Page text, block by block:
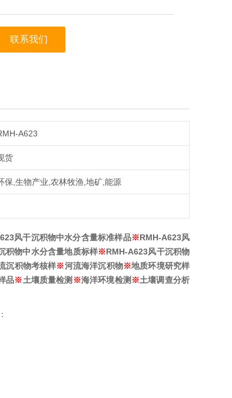
联系我们
A623
货
保,生物产业,农林牧渔,地矿,能源
风干沉积物中水分含量标准样品※RMH-A623风
积物中水分含量地质标样※RMH-A623风干沉积物
沉积物考核样※河流海洋沉积物※地质环境研究样
品※土壤质量检测 ※海洋环境检测 ※土壤调查分析